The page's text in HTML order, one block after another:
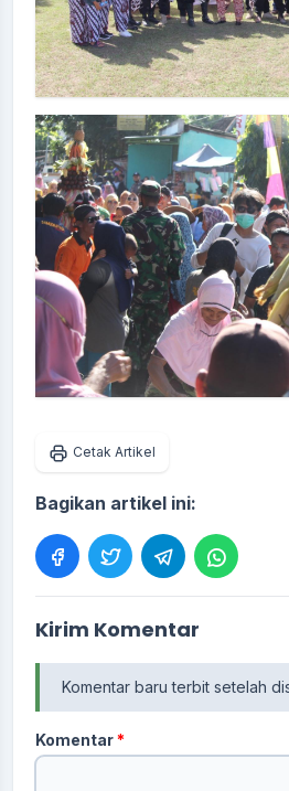
Cetak Artikel
Bagikan artikel ini:
Kirim Komentar
Komentar baru terbit setelah
Komentar*